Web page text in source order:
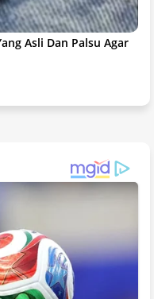
Asli Dan Palsu Agar